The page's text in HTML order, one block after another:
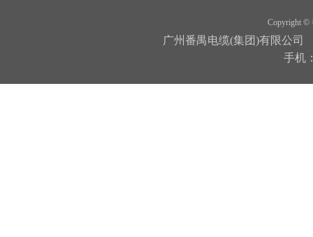
Copyright ©
广州番禺电缆(集团)有限公
手机